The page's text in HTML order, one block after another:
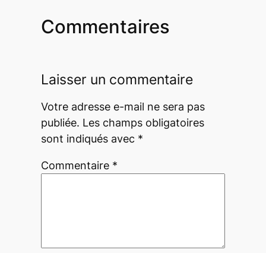
Commentaires
Laisser un commentaire
Votre adresse e-mail ne sera pas
publiée. Les champs obligatoires
sont indiqués avec *
Commentaire *